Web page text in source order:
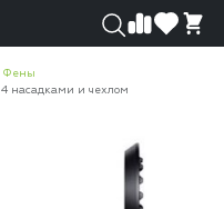
Фены
насадками и чехлом